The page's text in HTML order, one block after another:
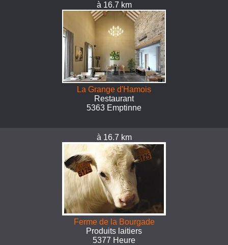
à 16.7 km
La Grange d'Hamois
Restaurant
5363 Emptinne
à 16.7 km
Ferme de la Bourgade
Produits laitiers
5377 Heure